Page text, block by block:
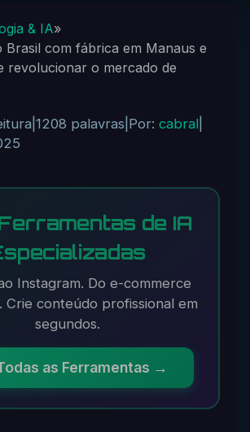
& IA»
Brasil com fábrica em Manaus e
revolucionar o mercado de
1208 palavras Por: cabral|
de IA
Instagram. Do e-commerce
Crie conteúdo profissional em
segundos.
as Ferramentas →